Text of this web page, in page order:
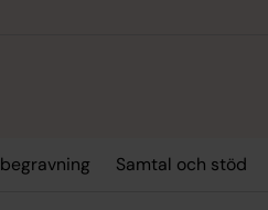
Samtal och stöd